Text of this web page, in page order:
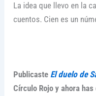
La idea que llevo en la
cuentos. Cien es un
Publicaste El duelo de
Círculo Rojo y ahora